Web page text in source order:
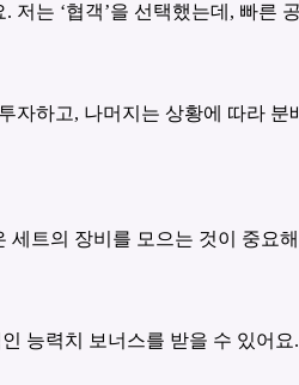
는 ‘협객’을 선택했는데, 빠른
하고, 나머지는 상황에 따라
트의 장비를 모으는 것이 중요
능력치 보너스를 받을 수 있어